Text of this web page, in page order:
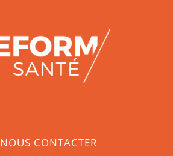
NOUS CONTACTER